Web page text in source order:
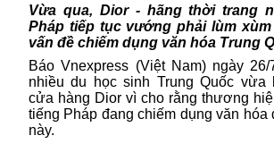
Vừa qua, Dior - hãng thời trang
Pháp tiếp tục vướng phải lùm
vấn đề chiếm dụng văn hóa Trung
Báo Vnexpress (Việt Nam) ngày
nhiều du học sinh Trung Quốc vừa
cửa hàng Dior vì cho rằng thương
tiếng Pháp đang chiếm dụng văn
này.